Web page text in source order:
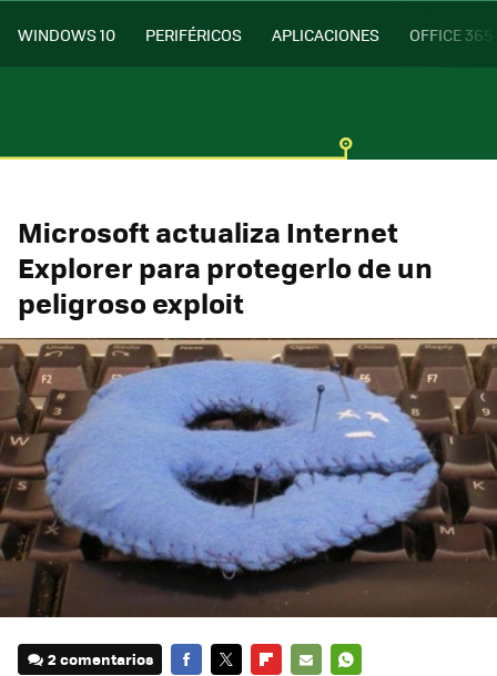
WINDOWS 10 PERIFÉRICOS APLICACIONES OFFICE 365
Microsoft actualiza Internet
Explorer para protegerlo de un
peligroso exploit
2 comentarios